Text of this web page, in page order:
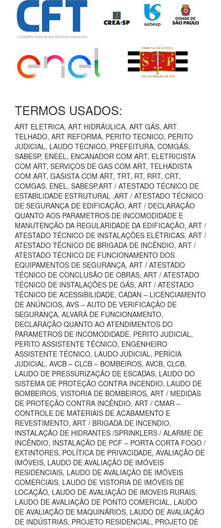
TERMOS USADOS:
ART ELETRICA, ART HIDRÁULICA, ART GÁS, ART
TELHADO, ART REFORMA, PERITO TECNICO, PERITO
JUDICIAL, LAUDO TECNICO, PREFEITURA, COMGÁS,
SABESP, ENEEL, ENCANADOR COM ART, ELETRICISTA
COM ART, SERVIÇOS DE GAS COM ART, TELHADISTA
COM ART, GASISTA COM ART, TRT, RT, RRT, CRT,
COMGAS, ENEL, SABESP,ART / ATESTADO TÉCNICO DE
ESTABILIDADE ESTRUTURAL ,ART / ATESTADO TÉCNICO
DE SEGURANÇA DE EDIFICAÇÃO, ART / DECLARAÇÃO
QUANTO AOS PARAMETROS DE INCOMODIDADE E
MANUTENÇÃO DA REGULARIDADE DA EDIFICAÇÃO, ART /
ATESTADO TÉCNICO DE INSTALAÇÕES ELÉTRICAS, ART /
ATESTADO TÉCNICO DE BRIGADA DE INCÊNDIO, ART /
ATESTADO TÉCNICO DE FUNCIONAMENTO DOS
EQUIPAMENTOS DE SEGURANÇA, ART / ATESTADO
TÉCNICO DE CONCLUSÃO DE OBRAS, ART / ATESTADO
TÉCNICO DE INSTALAÇÕES DE GÁS, ART / ATESTADO
TÉCNICO DE ACESSIBILIDADE, CADAN – LICENCIAMENTO
DE ANÚNCIOS, AVS – AUTO DE VERIFICAÇÃO DE
SEGURANÇA, ALVARÁ DE FUNCIONAMENTO,
DECLARAÇÃO QUANTO AO ATENDIMENTOS DO
PARAMETROS DE INCOMODIDADE, PERITO JUDICIAL,
PERITO ASSISTENTE TÉCNICO, ENGENHEIRO
ASSISTENTE TÉCNICO, LAUDO JUDICIAL, PERÍCIA
JUDICIAL, AVCB – CLCB – BOMBEIROS, AVCB, CLCB,
LAUDO DE PRESSURIZAÇÃO DE ESCADAS, LAUDO DO
SISTEMA DE PROTEÇÃO CONTRA INCENDIO, LAUDO DE
BOMBEIROS, VISTORIA DE BOMBEIROS, ART / MEDIDAS
DE PROTEÇÃO CONTRA INCÊNDIO, ART / CMAR –
CONTROLE DE MATERIAIS DE ACABAMENTO E
REVESTIMENTO, ART / BRIGADA DE INCENDIO,
INSTALAÇÃO DE HIDRANTES /SPRINKLERS / ALARME DE
INCÊNDIO, INSTALAÇÃO DE PCF – PORTA CORTA FOGO /
EXTINTORES, POLÍTICA DE PRIVACIDADE, AVALIAÇÃO DE
IMÓVEIS, LAUDO DE AVALIAÇÃO DE IMÓVEIS
RESIDENCIAIS, LAUDO DE AVALIAÇÃO DE IMÓVEIS
COMERCIAIS, LAUDO DE VISTORIA DE IMÓVEIS DE
LOCAÇÃO, LAUDO DE AVALIAÇÃO DE IMOVEIS RURAIS,
LAUDO DE AVALIAÇÃO DE PONTO COMERCIAL, LAUDO
DE AVALIAÇÃO DE MAQUINÁRIOS, LAUDO DE AVALIAÇÃO
DE INDÚSTRIAS, PROJETO RESIDENCIAL, PROJETO DE